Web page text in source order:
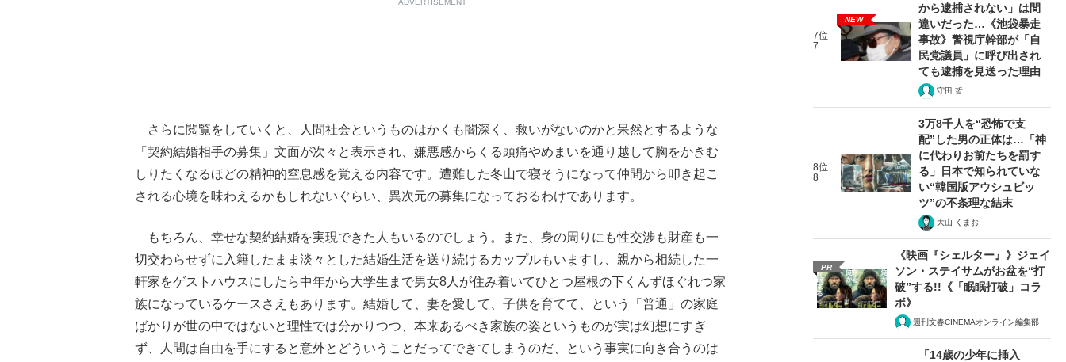
さらに閲覧をしていくと、人間社会というものはかくも闇深く、救いがないのかと呆然とするような
「契約結婚相手の募集」文面が次々と表示され、嫌悪感からくる頭痛やめまいを通り越して胸をかきむ
しりたくなるほどの精神的窒息感を覚える内容です。遭難した冬山で寝そうになって仲間から叩き起こ
される心境を味わえるかもしれないぐらい、異次元の募集になっておるわけであります。
もちろん、幸せな契約結婚を実現できた人もいるのでしょう。また、身の周りにも性交渉も財産も一
切交わらせずに入籍したまま淡々とした結婚生活を送り続けるカップルもいますし、親から相続した一
軒家をゲストハウスにしたら中年から大学生まで男女8人が住み着いてひとつ屋根の下くんずほぐれつ家
族になっているケースさえもあります。結婚して、妻を愛して、子供を育てて、という「普通」の家庭
ばかりが世の中ではないと理性では分かりつつ、本来あるべき家族の姿というものが実は幻想にすぎ
ず、人間は自由を手にすると意外とどういうことだってできてしまうのだ、という事実に向き合うのは
7位
7
NEW
から逮捕されない」は間
違いだった…《池袋暴走
事故》警視庁幹部が「自
民党議員」に呼び出され
ても逮捕を見送った理由
守田 哲
8位
8
3万8千人を“恐怖で支
配”した男の正体は…「神
に代わりお前たちを罰す
る」日本で知られていな
い“韓国版アウシュビッ
ツ”の不条理な結末
大山 くまお
PR
《映画『シェルター』》ジェイ
ソン・ステイサムがお盆を“打
破”する!!《「眠眠打破」コラ
ボ》
週刊文春CINEMAオンライン編集部
「14歳の少年に挿入